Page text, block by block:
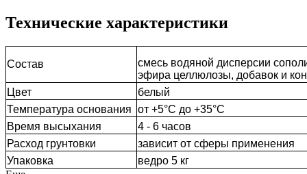
Технические характеристики
Состав
смесь водяной дисперсии
эфира целлюлозы, добавок и
Цвет
белый
Температура основания от +5°C до +35°C
Время высыхания
4 - 6 часов
Расход грунтовки
зависит от сферы применения
Упаковка
ведро 5 кг